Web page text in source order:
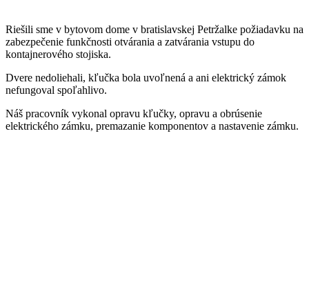
Riešili sme v bytovom dome v bratislavskej Petržalke požiadavku na
zabezpečenie funkčnosti otvárania a zatvárania vstupu do
kontajnerového stojiska.
Dvere nedoliehali, kľučka bola uvoľnená a ani elektrický zámok
nefungoval spoľahlivo.
Náš pracovník vykonal opravu kľučky, opravu a obrúsenie
elektrického zámku, premazanie komponentov a nastavenie zámku.